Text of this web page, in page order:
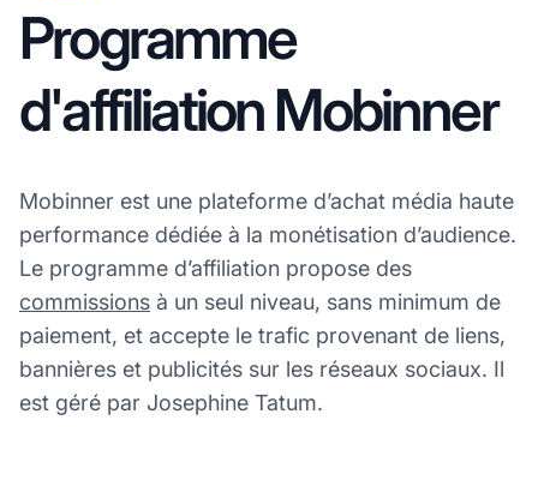
Programme
d'affiliation Mobinner
Mobinner est une plateforme d’achat média haute
performance dédiée à la monétisation d’audience.
Le programme d’affiliation propose des
commissions à un seul niveau, sans minimum de
paiement, et accepte le trafic provenant de liens,
bannières et publicités sur les réseaux sociaux. Il
est géré par Josephine Tatum.